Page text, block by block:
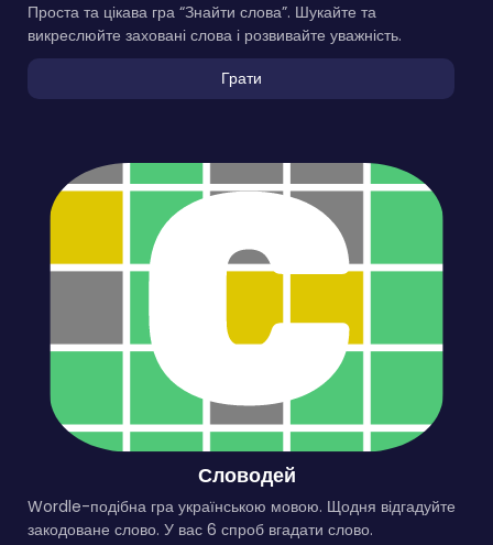
Проста та цікава гра “Знайти слова”. Шукайте та
викреслюйте заховані слова і розвивайте уважність.
Грати
Словодей
Wordle-подібна гра українською мовою. Щодня відгадуйте
закодоване слово. У вас 6 спроб вгадати слово.